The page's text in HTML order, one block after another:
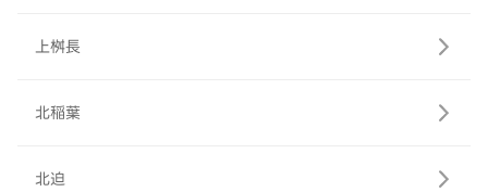
上桝長
北稲葉
北迫